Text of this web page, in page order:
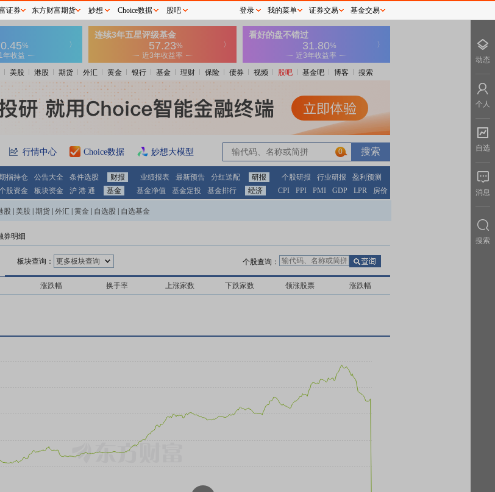
美股 港股 期货 外汇 黄金 银行 基金 理财 保险 债券 视频 股吧 基金吧 博客 搜索
行情中心 Choice数据 妙想大模型 0
指持仓 公告大全 条件选股 财报 业绩报表 最新预告 分红送配 研报 个股研报 行业研报
盈利预测
股资金 板块资金 沪 港 通 基金 基金净值 基金定投 基金排行 经济 CPI PPI PMI GDP LPR 房价
股 美股 期货 外汇 黄金 自选股 自选基金
券明细
板块查询： 更多板块查询 个股查询：
涨跌幅 换手率 上涨家数 下跌家数 领涨股票 涨跌幅
证券 东方财富期货 妙想 Choice数据 股吧 登录 我的菜单 证券交易 基金交易
动态
个人
自选
消息
搜索